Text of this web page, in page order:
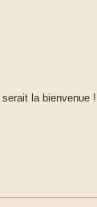
serait la bienvenue !